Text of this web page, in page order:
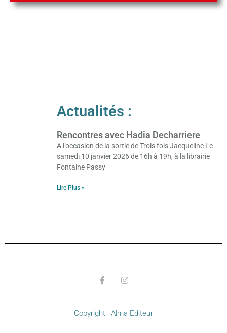
Actualités :
Rencontres avec Hadia Decharriere
A l’occasion de la sortie de Trois fois Jacqueline Le
samedi 10 janvier 2026 de 16h à 19h, à la librairie
Fontaine Passy
Lire Plus »
Copyright : Alma Editeur